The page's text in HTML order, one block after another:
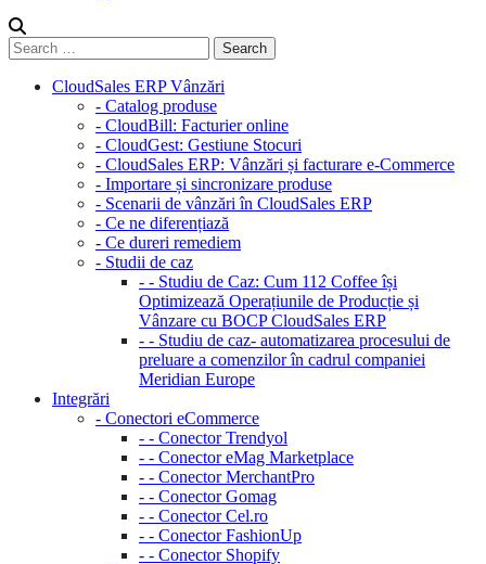
CloudSales ERP Vânzări
- Catalog produse
- CloudBill: Facturier online
- CloudGest: Gestiune Stocuri
- CloudSales ERP: Vânzări și facturare e-Commerce
- Importare și sincronizare produse
- Scenarii de vânzări în CloudSales ERP
- Ce ne diferențiază
- Ce dureri remediem
- Studii de caz
- - Studiu de Caz: Cum 112 Coffee își
Optimizează Operațiunile de Producție și
Vânzare cu BOCP CloudSales ERP
- - Studiu de caz- automatizarea procesului de
preluare a comenzilor în cadrul companiei
Meridian Europe
Integrări
- Conectori eCommerce
- - Conector Trendyol
- - Conector eMag Marketplace
- - Conector MerchantPro
- - Conector Gomag
- - Conector Cel.ro
- - Conector FashionUp
- - Conector Shopify